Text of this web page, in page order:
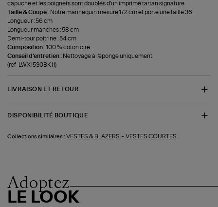
capuche et les poignets sont doublés d'un imprimé tartan signature.
Taille & Coupe : Notre mannequin mesure 172 cm et porte une taille 36.
Longueur : 56 cm
Longueur manches : 58 cm
Demi-tour poitrine : 54 cm
Composition :100 % coton ciré.
Conseil d'entretien : Nettoyage à l'éponge uniquement.
(ref-LWX1530BK11)
LIVRAISON ET RETOUR
DISPONIBILITÉ BOUTIQUE
Collections similaires : VESTES & BLAZERS -VESTES COURTES
Adoptez
LE LOOK